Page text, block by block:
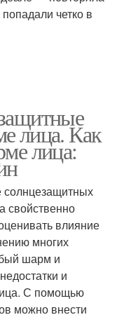
четко в
лица. Как
лица:
солнцезащитных
свойственно
влияние
многих
шарм и
и
С помощью
можно внести